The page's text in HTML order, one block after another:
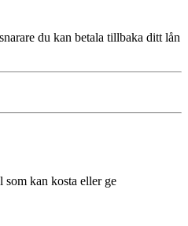
du kan betala tillbaka ditt lån
som kan kosta eller ge